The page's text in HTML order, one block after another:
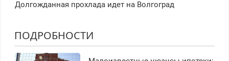
Долгожданная прохлада идет на Волгоград
ПОДРОБНОСТИ